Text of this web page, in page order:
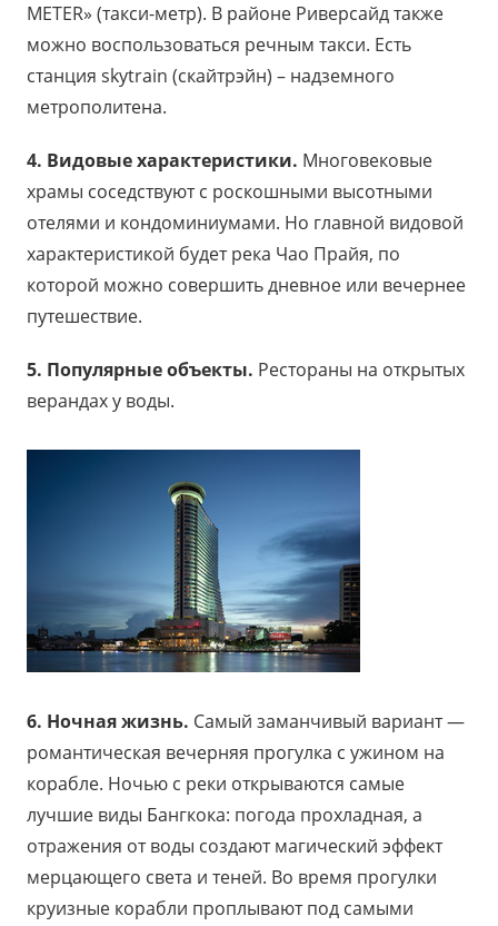
METER» (такси-метр). В районе Риверсайд также
можно воспользоваться речным такси. Есть
станция skytrain (cкайтрэйн) – надземного
метрополитена.
4. Видовые характеристики. Многовековые
храмы соседствуют с роскошными высотными
отелями и кондоминиумами. Но главной видовой
характеристикой будет река Чао Прайя, по
которой можно совершить дневное или вечернее
путешествие.
5. Популярные объекты. Рестораны на открытых
верандах у воды.
6. Ночная жизнь. Самый заманчивый вариант —
романтическая вечерняя прогулка с ужином на
корабле. Ночью с реки открываются самые
лучшие виды Бангкока: погода прохладная, а
отражения от воды создают магический эффект
мерцающего света и теней. Во время прогулки
круизные корабли проплывают под самыми